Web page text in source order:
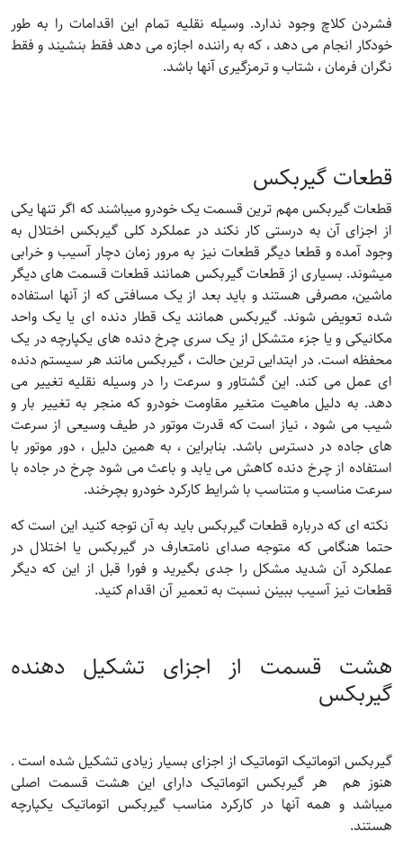
فشردن کلاچ وجود ندارد. وسیله نقلیه تمام این اقدامات را به طور
خودکار انجام می دهد ، که به راننده اجازه می دهد فقط بنشیند و فقط
نگران فرمان ، شتاب و ترمزگیری آنها باشد.
قطعات گیربکس
قطعات گیربکس مهم ترین قسمت یک خودرو میباشند که اگر تنها یکی
از اجزای آن به درستی کار نکند در عملکرد کلی گیربکس اختلال به
وجود آمده و قطعا دیگر قطعات نیز به مرور زمان دچار آسیب و خرابی
میشوند. بسیاری از قطعات گیربکس همانند قطعات قسمت های دیگر
ماشین، مصرفی هستند و باید بعد از یک مسافتی که از آنها استفاده
شده تعویض شوند. گیربکس همانند یک قطار دنده ای یا یک واحد
مکانیکی و یا جزء متشکل از یک سری چرخ دنده های یکپارچه در یک
محفظه است. در ابتدایی ترین حالت ، گیربکس مانند هر سیستم دنده
ای عمل می کند. این گشتاور و سرعت را در وسیله نقلیه تغییر می
دهد. به دلیل ماهیت متغیر مقاومت خودرو که منجر به تغییر بار و
شیب می شود ، نیاز است که قدرت موتور در طیف وسیعی از سرعت
های جاده در دسترس باشد. بنابراین ، به همین دلیل ، دور موتور با
استفاده از چرخ دنده کاهش می یابد و باعث می شود چرخ در جاده با
سرعت مناسب و متناسب با شرایط کارکرد خودرو بچرخند.
نکته ای که درباره قطعات گیربکس باید به آن توجه کنید این است که
حتما هنگامی که متوجه صدای نامتعارف در گیربکس یا اختلال در
عملکرد آن شدید مشکل را جدی بگیرید و فورا قبل از این که دیگر
قطعات نیز آسیب ببینن نسبت به تعمیر آن اقدام کنید.
هشت قسمت از اجزای تشکیل دهنده
گیربکس
گیربکس اتوماتیک اتوماتیک از اجزای بسیار زیادی تشکیل شده است .
هنوز هم هر گیربکس اتوماتیک دارای این هشت قسمت اصلی
میباشد و همه آنها در کارکرد مناسب گیربکس اتوماتیک یکپارچه
هستند.